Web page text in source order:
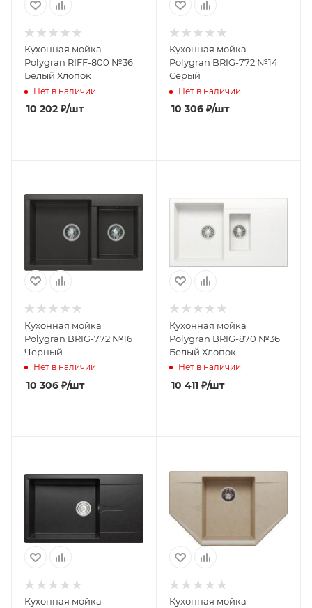
Кухонная мойка
Polygran RIFF-800 №36
Белый Хлопок
Нет в наличии
10 202 ₽/шт
Кухонная мойка
Polygran BRIG-772 №14
Серый
Нет в наличии
10 306₽/шт
Кухонная мойка
Polygran BRIG-772 №16
Черный
Нет в наличии
10 306 ₽/шт
Кухонная мойка
Polygran BRIG-870 №36
Белый Хлопок
Нет в наличии
10 411₽/шт
Кухонная мойка
Кухонная мойка